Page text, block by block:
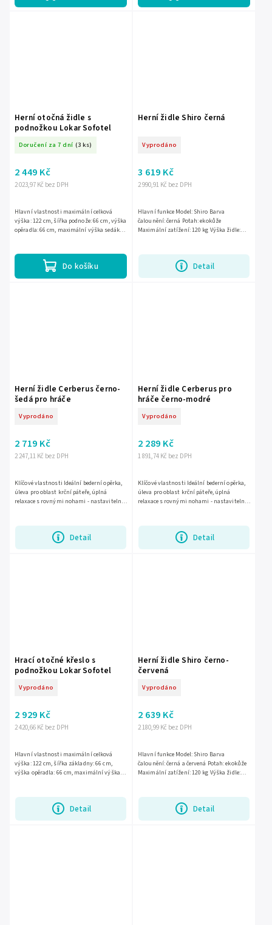
Herní otočná židle s
podnožkou Lokar Sofotel
Doručení za 7 dní (3 ks)
2 023,97 Kč bez DPH
2 449 Kč
Do košíku
Hlavní vlastnosti maximální celková
výška: 122 cm, šířka podnože: 66 cm, výška
opěradla: 66 cm, maximální výška sedáku:
Herní židle Shiro černá
Vyprodáno
2 990,91 Kč bez DPH
3 619 Kč
Detail
Hlavní funkce Model: Shiro Barva
čalounění: černá Potah: ekokůže
Maximální zatížení: 120 kg Výška židle:
Herní židle Cerberus černo-
šedá pro hráče
Vyprodáno
2 247,11 Kč bez DPH
2 719 Kč
Detail
Klíčové vlastnosti Ideální bederní opěrka,
úleva pro oblast krční páteře, úplná
relaxace s rovnými nohami - nastavitelná,
Herní židle Cerberus pro
hráče černo-modré
Vyprodáno
1 891,74 Kč bez DPH
2 289 Kč
Detail
Klíčové vlastnosti Ideální bederní opěrka,
úleva pro oblast krční páteře, úplná
relaxace s rovnými nohami - nastavitelná,
Hrací otočné křeslo s
podnožkou Lokar Sofotel
Vyprodáno
2 420,66 Kč bez DPH
2 929 Kč
Detail
Hlavní vlastnosti maximální celková
výška: 122 cm, šířka základny: 66 cm,
výška opěradla: 66 cm, maximální výška
Herní židle Shiro černo-
červená
Vyprodáno
2 180,99 Kč bez DPH
2 639 Kč
Detail
Hlavní funkce Model: Shiro Barva
čalounění: černá a červená Potah: ekokůže
Maximální zatížení: 120 kg Výška židle: